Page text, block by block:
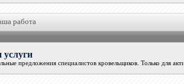
работа
предложения специалистов кровельщиков. Только для